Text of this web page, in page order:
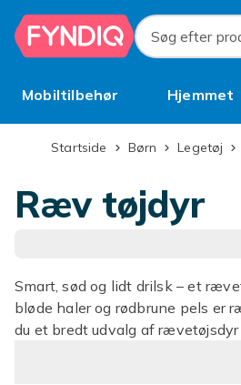
Spring til hovedindhold
Søg efter
Mobiltilbehør Hjemmet
BrugtStartside Børn Legetøj
Ræv tøjdyr
Smart, sød og lidt drilsk – et
bløde haler og rødbrune pels er
du et bredt udvalg af